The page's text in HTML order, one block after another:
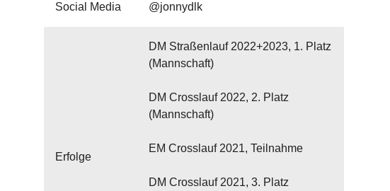
Social Media @jonnydlk
Erfolge
DM Straßenlauf 2022+2023, 1. Platz
(Mannschaft)
DM Crosslauf 2022, 2. Platz
(Mannschaft)
EM Crosslauf 2021, Teilnahme
DM Crosslauf 2021, 3. Platz